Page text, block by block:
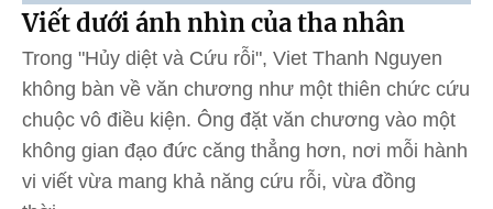
Viết dưới ánh nhìn của tha nhân
Trong "Hủy diệt và Cứu rỗi", Viet Thanh Nguyen
không bàn về văn chương như một thiên chức cứu
chuộc vô điều kiện. Ông đặt văn chương vào một
không gian đạo đức căng thẳng hơn, nơi mỗi hành
vi viết vừa mang khả năng cứu rỗi, vừa đồng